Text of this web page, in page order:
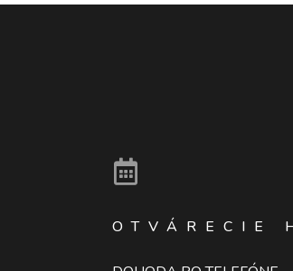
OTVÁRECIE